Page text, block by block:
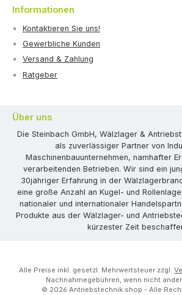
Informationen
Kontaktieren Sie uns!
Gewerbliche Kunden
Versand & Zahlung
Ratgeber
Über uns
Die Steinbach GmbH, Wälzlager &
als zuverlässiger Partner von
Maschinenbauunternehmen, namhafter
verarbeitenden Betrieben. Wir sind ein
30jähriger Erfahrung in der
eine große Anzahl an Kugel- und
nationaler und internationaler
Produkte aus der Wälzlager- und
kürzester Zeit
Alle Preise inkl. gesetzl. Mehrwertsteuer zzgl.
Nachnahmegebühren, wenn nicht
© 2026 Antriebstechnik.shop - Alle